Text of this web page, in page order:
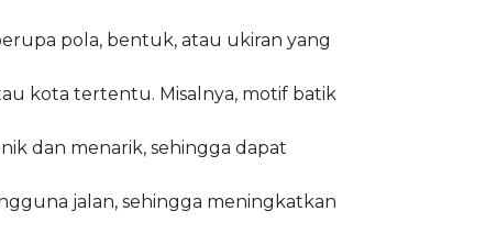
pola, bentuk, atau ukiran yang
kota tertentu. Misalnya, motif batik
dan menarik, sehingga dapat
jalan, sehingga meningkatkan